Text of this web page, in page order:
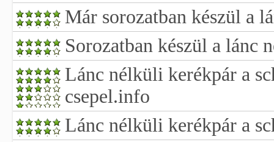
Már sorozatban készül a
Sorozatban készül a lánc
Lánc nélküli kerékpár a
csepel.info
Lánc nélküli kerékpár a